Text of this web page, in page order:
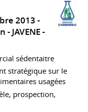
2013
JAVENE
sédentaitre
stratégique sur le
usagées
prospection,